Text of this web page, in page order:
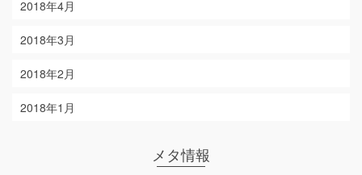
2018年4月
2018年3月
2018年2月
2018年1月
メタ情報